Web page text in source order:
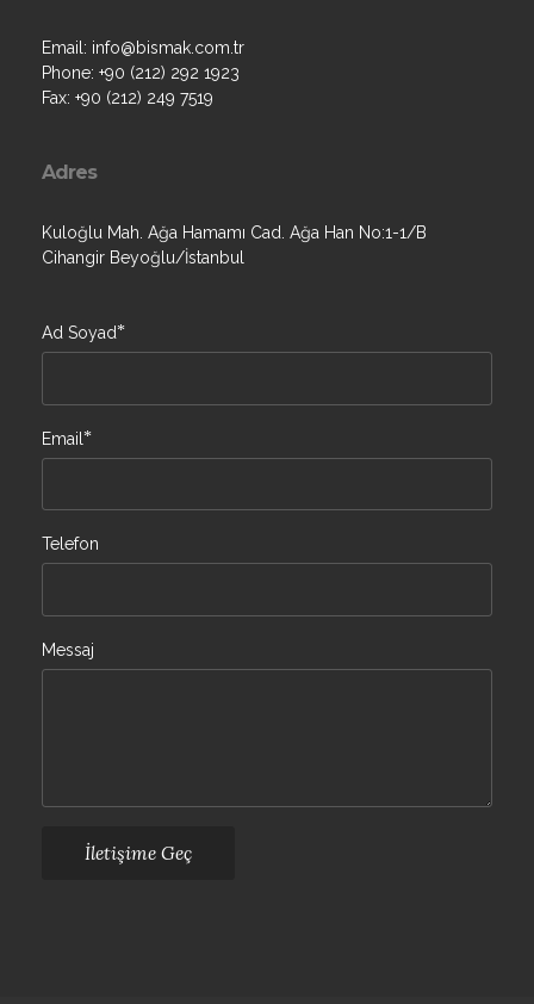
Email: info@bismak.com.tr
Phone: +90 (212) 292 1923
Fax: +90 (212) 249 7519
Adres
Kuloğlu Mah. Ağa Hamamı Cad. Ağa Han No:1-1/B
Cihangir Beyoğlu/İstanbul
Ad Soyad*
Email *
Telefon
Messaj
İletişime Geç